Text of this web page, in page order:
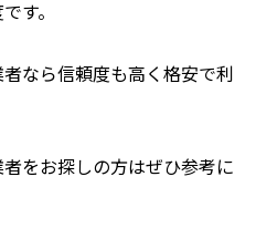
す。
なら信頼度も高く格安で利
をお探しの方はぜひ参考に